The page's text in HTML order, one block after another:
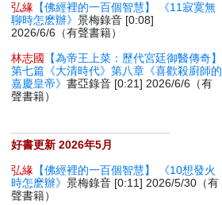
弘緣 【佛經裡的一百個智慧】 《11寂寞無
聊時怎麽辦》景梅錄音 [0:08]
2026/6/6（有聲書籍）
林志國
【為帝王上菜：歷代宮廷御醫傳奇】
第七篇《大清時代》第八章《喜歡殺廚師的
嘉慶皇帝》書亞錄音 [0:21] 2026/6/6（有
聲書籍）
好書更新 2026年5月
弘緣 【佛經裡的一百個智慧】 《10想發火
時怎麽辦》景梅錄音 [0:11] 2026/5/30（有
聲書籍）